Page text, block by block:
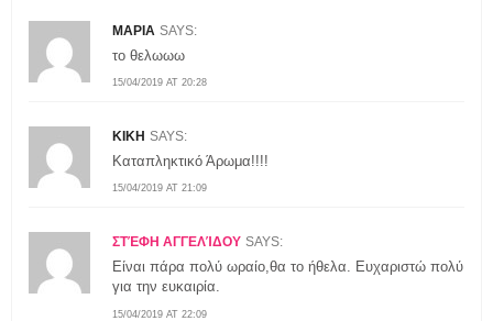
ΜΑΡΙΑ SAYS:
15/04/2019 AT 20:28
το θελωωω
ΚΙΚΗ SAYS:
15/04/2019 AT 21:09
Καταπληκτικό Άρωμα!!!!
ΣΤΈΦΗ ΑΓΓΕΛΊΔΟΥ SAYS:
15/04/2019 AT 22:09
Είναι πάρα πολύ ωραίο,θα το ήθελα. Ευχαριστώ πολύ
για την ευκαιρία.